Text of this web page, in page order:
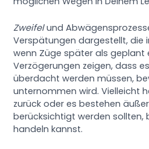
Zweifelund
Verspätungen dargestellt, die
wenn Züge später als geplant
Verzögerungen zeigen, dass
überdacht werden müssen,
unternommen wird. Vielleicht
zurück oder es bestehen
berücksichtigt werden sollten,
handeln kannst.